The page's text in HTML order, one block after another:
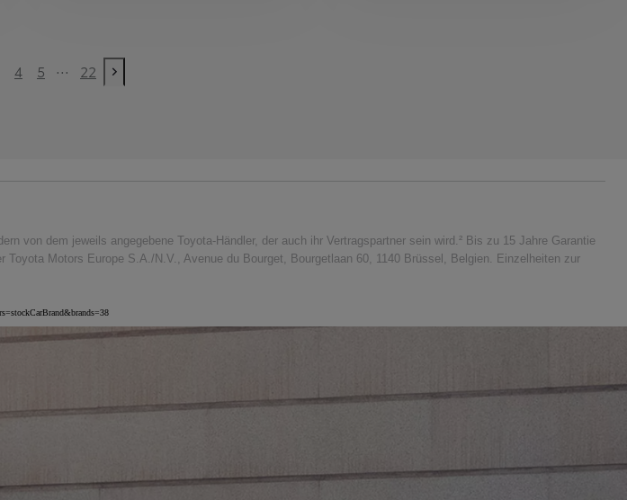
4 5 ... 22
Nächste Seite
von dem jeweils angegebene Toyota-Händler, der auch ihr Vertragspartner sein wird.² Bis zu 15 Jahre Garantie
Motors Europe S.A./N.V., Avenue du Bourget, Bourgetlaan 60, 1140 Brüssel, Belgien. Einzelheiten zur